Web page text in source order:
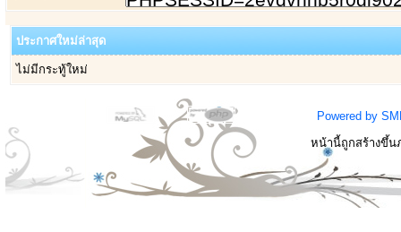
ประกาศใหม่ล่าสุด
ไม่มีกระทู้ใหม่
Powered by
หน้านี้ถูกสร้างขึ้น